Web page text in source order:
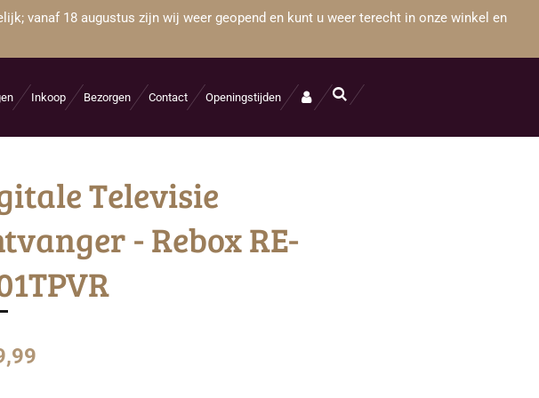
vanaf 18 augustus zijn wij weer geopend en kunt u weer terecht in onze winkel en
Inkoop Bezorgen Contact Openingstijden
Televisie
- Rebox RE-